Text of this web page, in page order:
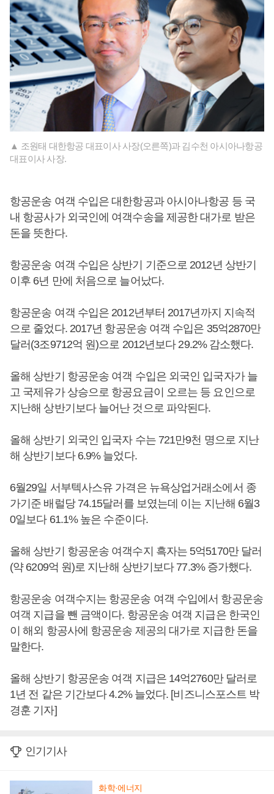
▲ 조원태 대한항공 대표이사 사장(오른쪽)과 김수천 아시아나항공
대표이사 사장.
항공운송 여객 수입은 대한항공과 아시아나항공 등 국
내 항공사가 외국인에 여객수송을 제공한 대가로 받은
돈을 뜻한다.
항공운송 여객 수입은 상반기 기준으로 2012년 상반기
이후 6년 만에 처음으로 늘어났다.
항공운송 여객 수입은 2012년부터 2017년까지 지속적
으로 줄었다. 2017년 항공운송 여객 수입은 35억2870만
달러(3조9712억 원)으로 2012년보다 29.2% 감소했다.
올해 상반기 항공운송 여객 수입은 외국인 입국자가 늘
고 국제유가 상승으로 항공요금이 오르는 등 요인으로
지난해 상반기보다 늘어난 것으로 파악된다.
올해 상반기 외국인 입국자 수는 721만9천 명으로 지난
해 상반기보다 6.9% 늘었다.
6월29일 서부텍사스유 가격은 뉴욕상업거래소에서 종
가기준 배럴당 74.15달러를 보였는데 이는 지난해 6월3
0일보다 61.1% 높은 수준이다.
올해 상반기 항공운송 여객수지 흑자는 5억5170만 달러
(약 6209억 원)로 지난해 상반기보다 77.3% 증가했다.
항공운송 여객수지는 항공운송 여객 수입에서 항공운송
여객 지급을 뺀 금액이다. 항공운송 여객 지급은 한국인
이 해외 항공사에 항공운송 제공의 대가로 지급한 돈을
말한다.
올해 상반기 항공운송 여객 지급은 14억2760만 달러로
1년 전 같은 기간보다 4.2% 늘었다. [비즈니스포스트 박
경훈 기자]
인기기사
화학·에너지